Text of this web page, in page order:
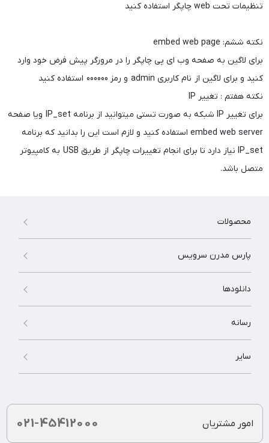
تنظیمات تحت web چاپگر استفاده کنید
نکته ششم: embed web page
برای لاگین به صفحه وب ای پی چاپگر را در مرورگر پیش فرض خود وارد
کنید و برای لاگین از نام کاربری admin و رمز 000000 استفاده کنید
نکته هفتم : تغییر IP
برای تغییر IP شبکه به صورت تستی میتوانید از برنامه IP_set ویا صفحه
embed web server استفاده کنید و لازم است این را بدانید که برنامه
IP_set نیاز دارد تا برای انجام تغییرات چاپگر از طریق USB به کامپیوتر
متصل باشد.
محصولات
پارس مدرن سرویس
دانلودها
رسانه
سایر
021-45412000 امور مشتریان